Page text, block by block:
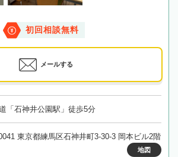
初回相談無料
メールする
「石神井公園駅」徒歩5分
東京都練馬区石神井町3-30-3 岡本ビル2階
地図